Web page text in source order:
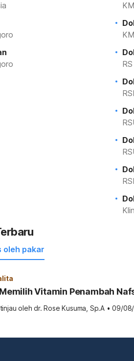
oleh pakar
Vitamin Penambah
oleh dr. Rose Kusuma, Sp.A • 09/